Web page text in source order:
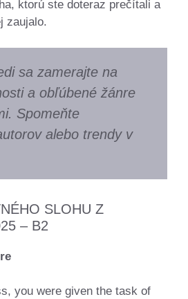
ktorú ste doteraz prečítali a
zaujalo.
sa zamerajte na
a obľúbené žánre
Spomeňte
alebo trendy v
SLOHU Z
– B2
you were given the task of